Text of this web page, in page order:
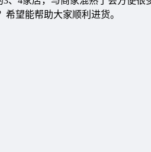
望能帮助大家顺利进货。